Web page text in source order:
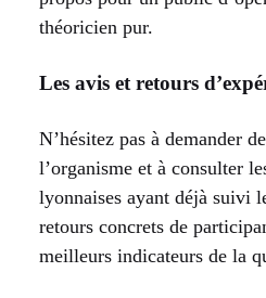
théoricien pur.
Les avis et retours
N’hésitez pas à demander
l’organisme et à consulter
lyonnaises ayant déjà suivi
retours concrets de
meilleurs indicateurs de la